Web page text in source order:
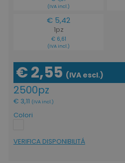
(IVA incl.)
€ 5,42
1pz
€ 6,61
(IVA incl.)
€ 2,55 (IVA escl.)
2500pz
€ 3,11 (IVA incl.)
Colori
VERIFICA DISPONIBILITÁ